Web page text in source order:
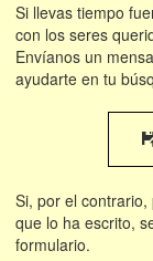
Si llevas tiempo
con los seres
Envíanos un
ayudarte en tu
Si, por el
que lo ha escrito,
formulario.